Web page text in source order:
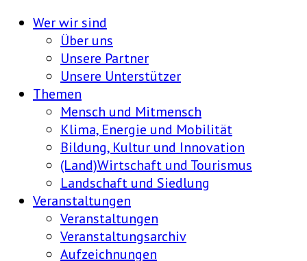
Wer wir sind
Über uns
Unsere Partner
Unsere Unterstützer
Themen
Mensch und Mitmensch
Klima, Energie und Mobilität
Bildung, Kultur und Innovation
(Land)Wirtschaft und Tourismus
Landschaft und Siedlung
Veranstaltungen
Veranstaltungen
Veranstaltungsarchiv
Aufzeichnungen